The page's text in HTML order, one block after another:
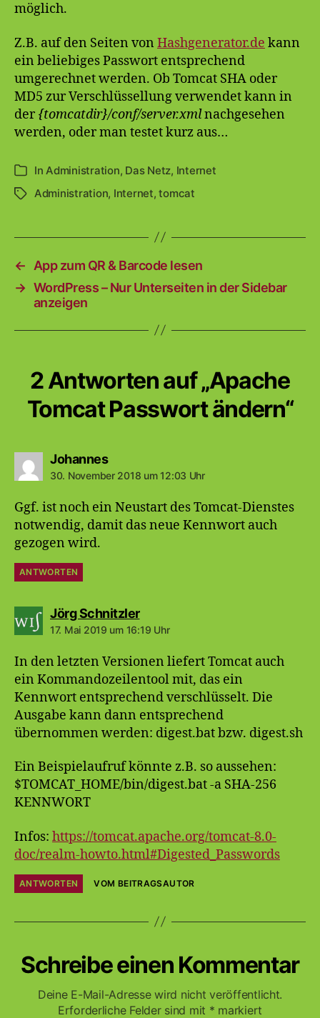
möglich.
Z.B. auf den Seiten von Hashgenerator.de kann
ein beliebiges Passwort entsprechend
umgerechnet werden. Ob Tomcat SHA oder
MD5 zur Verschlüssellung verwendet kann in
der{tomcatdir}/conf/server.xmlnachgesehen
werden, oder man testet kurz aus…
Kategorien
In Administration, Das Netz, Internet
Schlagwörter
Administration, Internet,tomcat
←
App zum QR & Barcode lesen
→ WordPress – Nur Unterseiten in der Sidebar
anzeigen
2 Antworten auf „Apache
Tomcat Passwort ändern“
Johannessagt:
30. November 2018 um 12:03 Uhr
Ggf. ist noch ein Neustart des Tomcat-Dienstes
notwendig, damit das neue Kennwort auch
gezogen wird.
ANTWORTEN
Jörg Schnitzlersagt:
17. Mai 2019 um 16:19 Uhr
In den letzten Versionen liefert Tomcat auch
ein Kommandozeilentool mit, das ein
Kennwort entsprechend verschlüsselt. Die
Ausgabe kann dann entsprechend
übernommen werden: digest.bat bzw. digest.sh
Ein Beispielaufruf könnte z.B. so aussehen:
$TOMCAT_HOME/bin/digest.bat -a SHA-256
KENNWORT
Infos: https://tomcat.apache.org/tomcat-8.0-
doc/realm-howto.html#Digested_Passwords
ANTWORTEN VOM BEITRAGSAUTOR
Schreibe einen Kommentar
Deine E-Mail-Adresse wird nicht veröffentlicht.
Erforderliche Felder sind mit * markiert